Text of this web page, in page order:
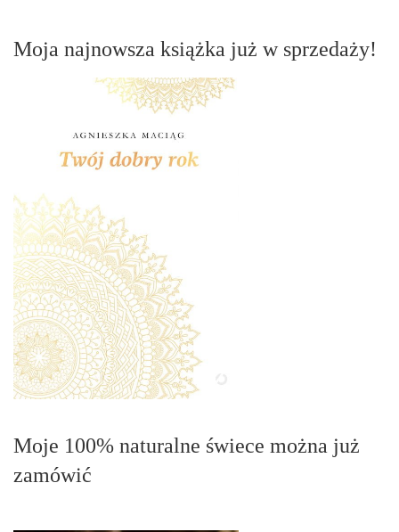
Moja najnowsza książka już w sprzedaży!
Moje 100% naturalne świece można już
zamówić